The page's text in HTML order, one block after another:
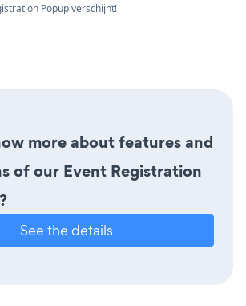
Popup verschijnt!
more about features and
of our Event Registration
See the details